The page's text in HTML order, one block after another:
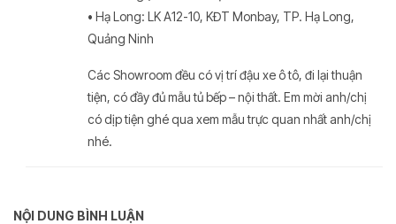
• Hạ Long: LK A12-10, KĐT Monbay, TP. Hạ Long,
Quảng Ninh
Các Showroom đều có vị trí đậu xe ô tô, đi lại thuận
tiện, có đầy đủ mẫu tủ bếp – nội thất. Em mời anh/chị
có dịp tiện ghé qua xem mẫu trực quan nhất anh/chị
nhé.
NỘI DUNG BÌNH LUẬN